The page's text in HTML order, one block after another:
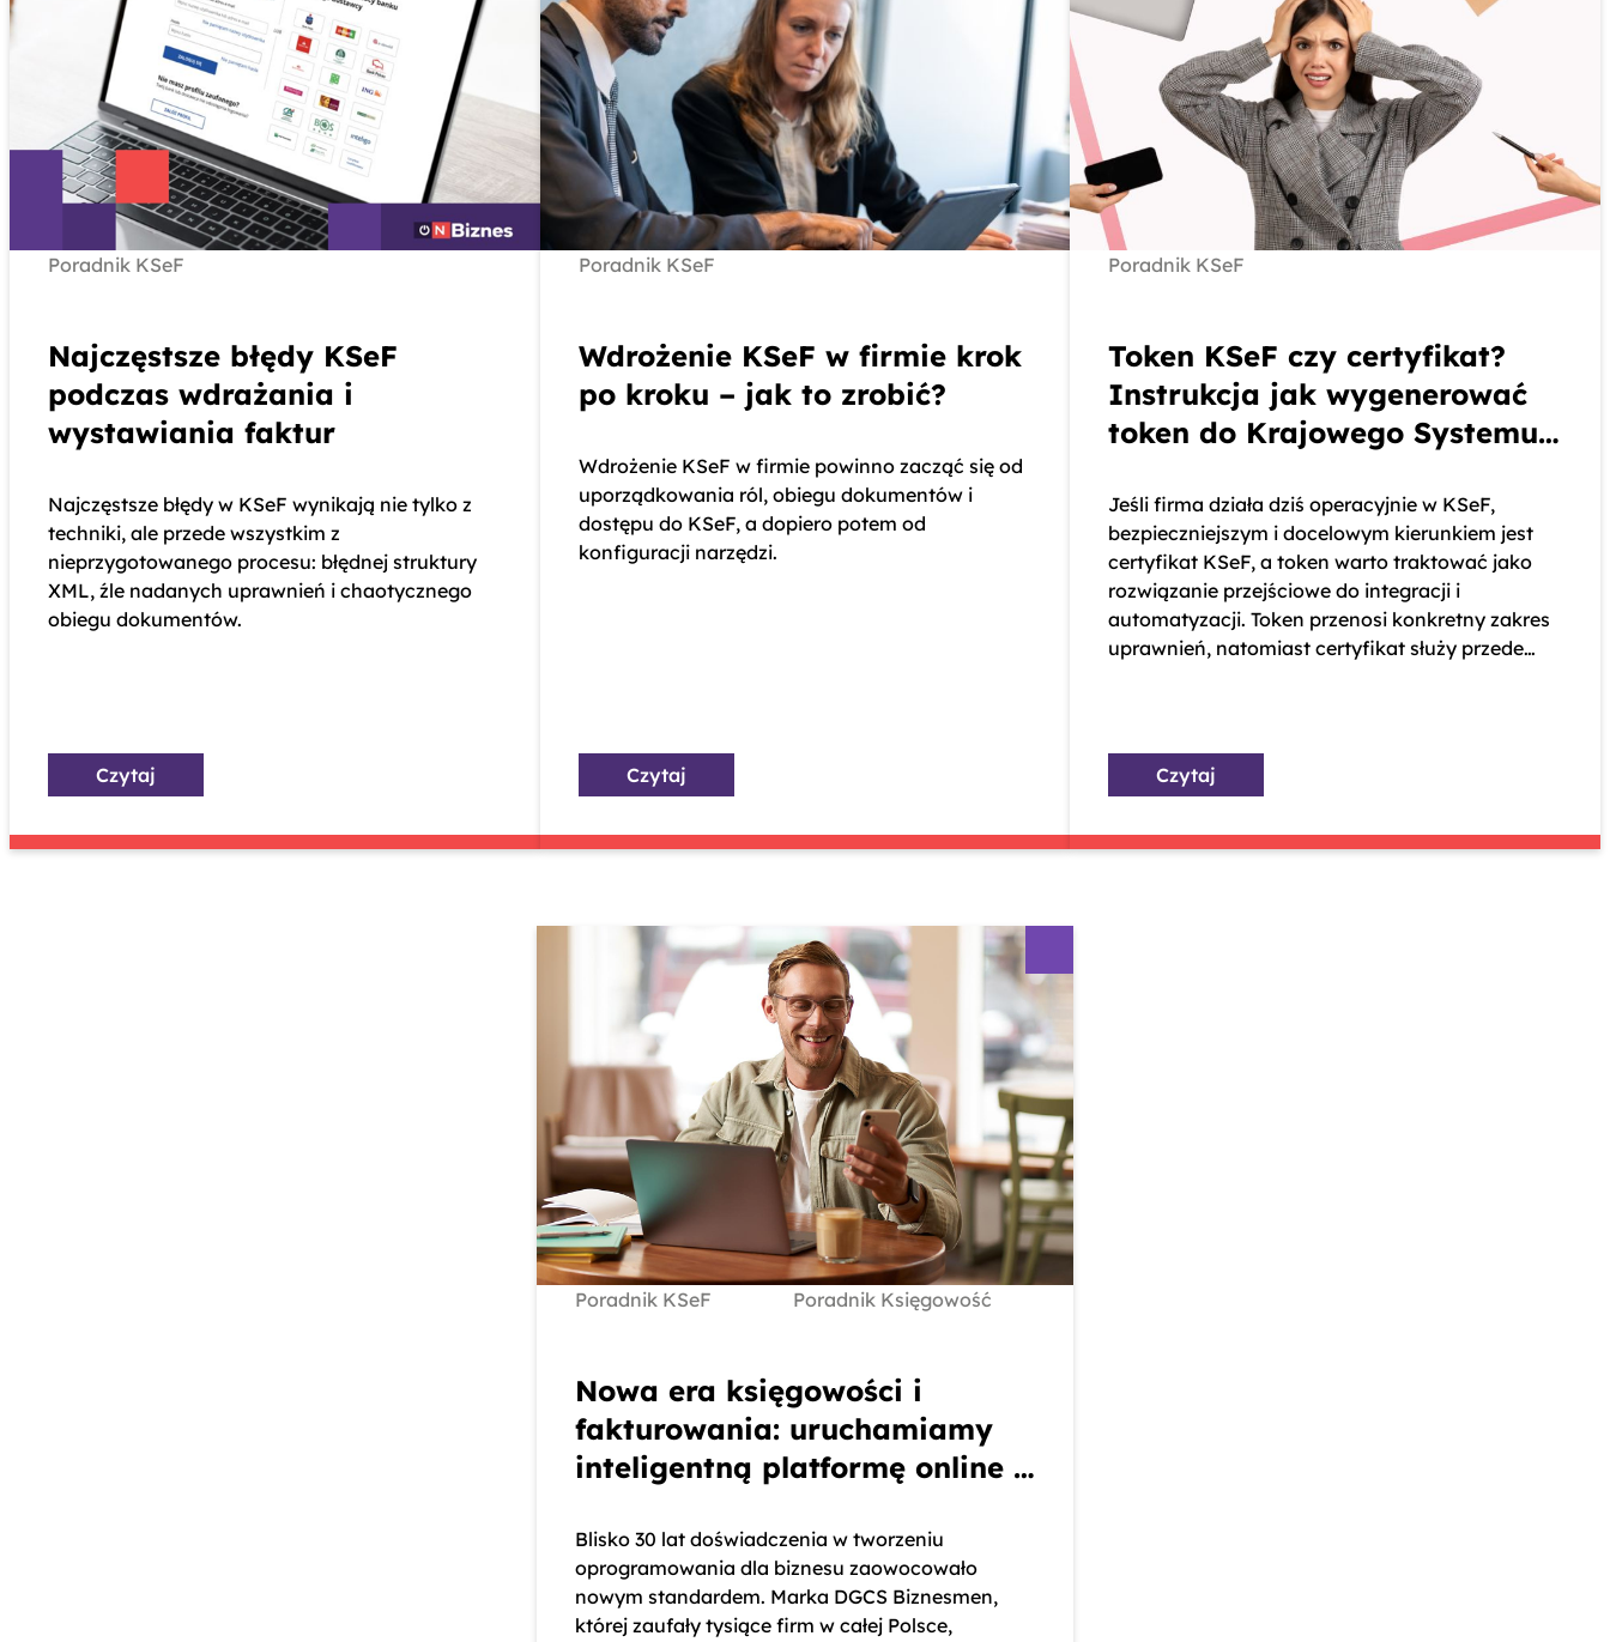
Poradnik KSeF
Najczęstsze błędy KSeF
podczas wdrażania i
wystawiania faktur
Najczęstsze błędy w KSeF wynikają nie tylko z
techniki, ale przede wszystkim z
nieprzygotowanego procesu: błędnej struktury
XML, źle nadanych uprawnień i chaotycznego
obiegu dokumentów.
Czytaj
Poradnik KSeF
Wdrożenie KSeF w firmie krok
po kroku – jak to zrobić?
Wdrożenie KSeF w firmie powinno zacząć się od
uporządkowania ról, obiegu dokumentów i
dostępu do KSeF, a dopiero potem od
konfiguracji narzędzi.
Czytaj
Poradnik KSeF
Token KSeF czy certyfikat?
Instrukcja jak wygenerować
token do Krajowego Systemu
Jeśli firma działa dziś operacyjnie w KSeF,
bezpieczniejszym i docelowym kierunkiem jest
certyfikat KSeF, a token warto traktować jako
rozwiązanie przejściowe do integracji i
automatyzacji. Token przenosi konkretny zakres
uprawnień, natomiast certyfikat służy przede
Czytaj
Poradnik KSeF Poradnik Księgowość
Nowa era księgowości i
fakturowania: uruchamiamy
inteligentną platformę online -
Blisko 30 lat doświadczenia w tworzeniu
oprogramowania dla biznesu zaowocowało
nowym standardem. Marka DGCS Biznesmen,
której zaufały tysiące firm w całej Polsce,